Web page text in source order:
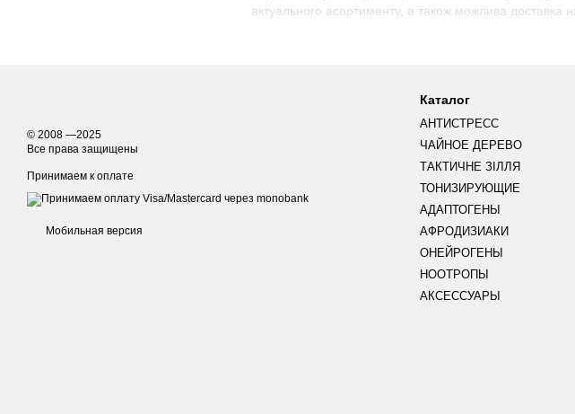
актуального асортименту, а також можлива
© 2008 —2025
Все права защищены
Принимаем к оплате
Мобильная версия
Каталог
АНТИСТРЕСС
ЧАЙНОЕ ДЕРЕВО
ТАКТИЧНЕ ЗІЛЛЯ
ТОНИЗИРУЮЩИЕ
АДАПТОГЕНЫ
АФРОДИЗИАКИ
ОНЕЙРОГЕНЫ
НООТРОПЫ
АКСЕССУАРЫ